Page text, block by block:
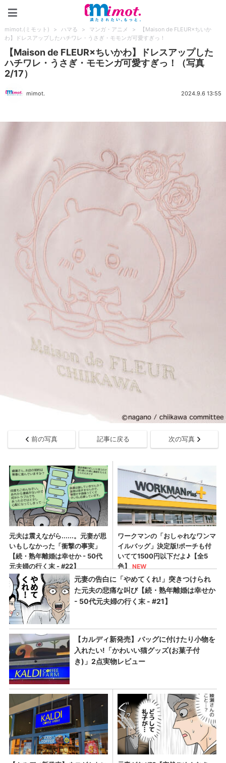
mimot.(ミモット) > ハマる > マンガ・アニメ >
【Maison de FLEUR×ちいか
わ】ドレスアップしたハチワレ・うさぎ・モモンガ可愛すぎっ！
【Maison de FLEUR×ちいかわ】ドレスアップした
ハチワレ・うさぎ・モモンガ可愛すぎっ！（写真
2/17）
mimot. 2024.9.6 13:55
前の写真 記事に戻る 次の写真